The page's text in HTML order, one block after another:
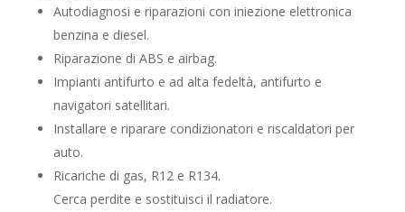
Autodiagnosi e riparazioni con iniezione elettronica
benzina e diesel.
Riparazione di ABS e airbag.
Impianti antifurto e ad alta fedeltà, antifurto e
navigatori satellitari.
Installare e riparare condizionatori e riscaldatori per
auto.
Ricariche di gas, R12 e R134.
Cerca perdite e sostituisci il radiatore.